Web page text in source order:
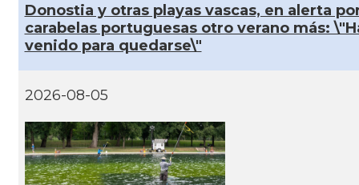
Donostia y otras playas vascas, en alerta
carabelas portuguesas otro verano más:
venido para quedarse\"
2026-08-05